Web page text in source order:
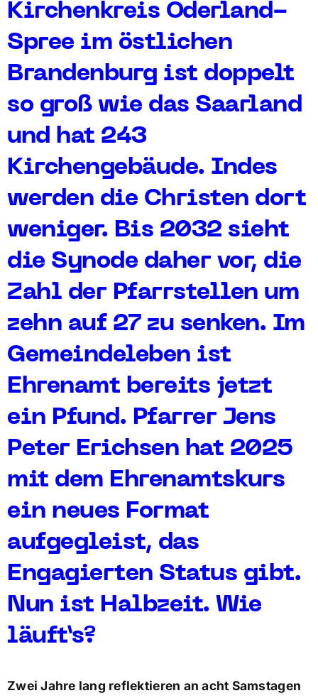
Kirchenkreis Oderland-
Spree im östlichen
Brandenburg ist doppelt
so groß wie das Saarland
und hat 243
Kirchengebäude. Indes
werden die Christen dort
weniger. Bis 2032 sieht
die Synode daher vor, die
Zahl der Pfarrstellen um
zehn auf 27 zu senken. Im
Gemeindeleben ist
Ehrenamt bereits jetzt
ein Pfund. Pfarrer Jens
Peter Erichsen hat 2025
mit dem Ehrenamtskurs
ein neues Format
aufgegleist, das
Engagierten Status gibt.
Nun ist Halbzeit. Wie
läuft’s?
Zwei Jahre lang reflektieren an acht Samstagen